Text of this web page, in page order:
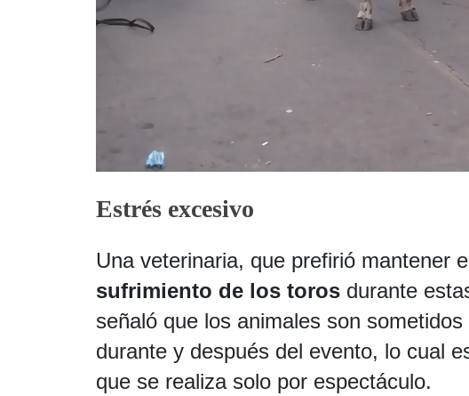
Estrés excesivo
Una veterinaria, que prefirió mantener
sufrimiento de los torosdurante
señaló que los animales son sometidos
durante y después del evento, lo cual
que se realiza solo por espectáculo.